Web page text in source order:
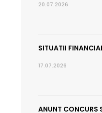
20.07.2026
SITUATII
17.07.2026
ANUNT CONCURS